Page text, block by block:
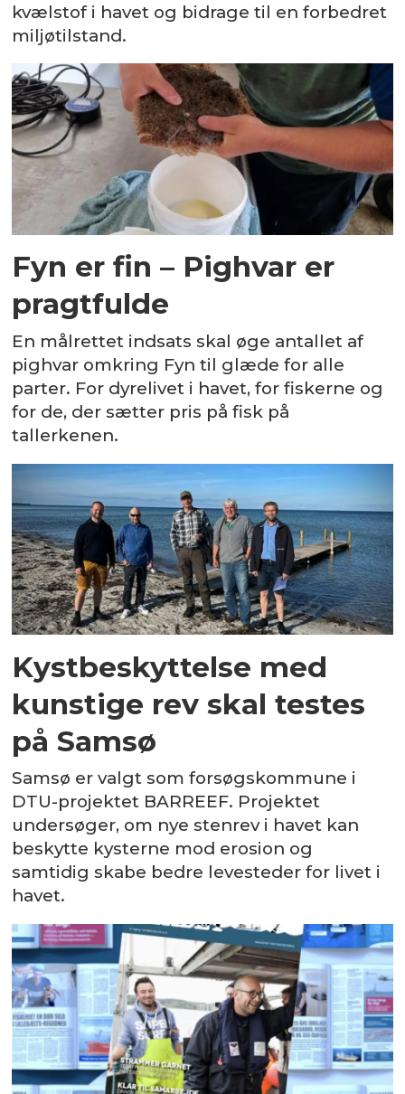
kvælstof i havet og bidrage til en forbedret
miljøtilstand.
Fyn er fin – Pighvar er
pragtfulde
En målrettet indsats skal øge antallet af
pighvar omkring Fyn til glæde for alle
parter. For dyrelivet i havet, for fiskerne og
for de, der sætter pris på fisk på
tallerkenen.
Kystbeskyttelse med
kunstige rev skal testes
på Samsø
Samsø er valgt som forsøgskommune i
DTU-projektet BARREEF. Projektet
undersøger, om nye stenrev i havet kan
beskytte kysterne mod erosion og
samtidig skabe bedre levesteder for livet i
havet.